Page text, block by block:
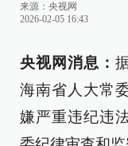
来源： 央视网
2026-02-05 16:43
央视网消息：
海南省人大常
嫌严重违纪违